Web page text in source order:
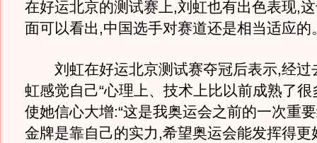
在好运北京的测试赛上,刘虹也有出色表现,
面可以看出,中国选手对赛道还是相当适应的
刘虹在好运北京测试赛夺冠后表示,经过
虹感觉自己“心理上、技术上比以前成熟了很
使她信心大增:“这是我奥运会之前的一次重
金牌是靠自己的实力,希望奥运会能发挥得更